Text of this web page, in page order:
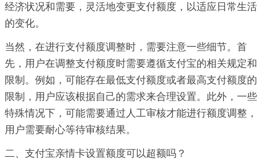
经济状况和需要，灵活地变更支付额度，以适应日常生活
的变化。
当然，在进行支付额度调整时，需要注意一些细节。首
先，用户在调整支付额度时需要遵循支付宝的相关规定和
限制。例如，可能存在最低支付额度或者最高支付额度的
限制，用户应该根据自己的需求来合理设置。此外，一些
特殊情况下，可能需要通过人工审核才能进行额度调整，
用户需要耐心等待审核结果。
二、支付宝亲情卡设置额度可以超额吗？